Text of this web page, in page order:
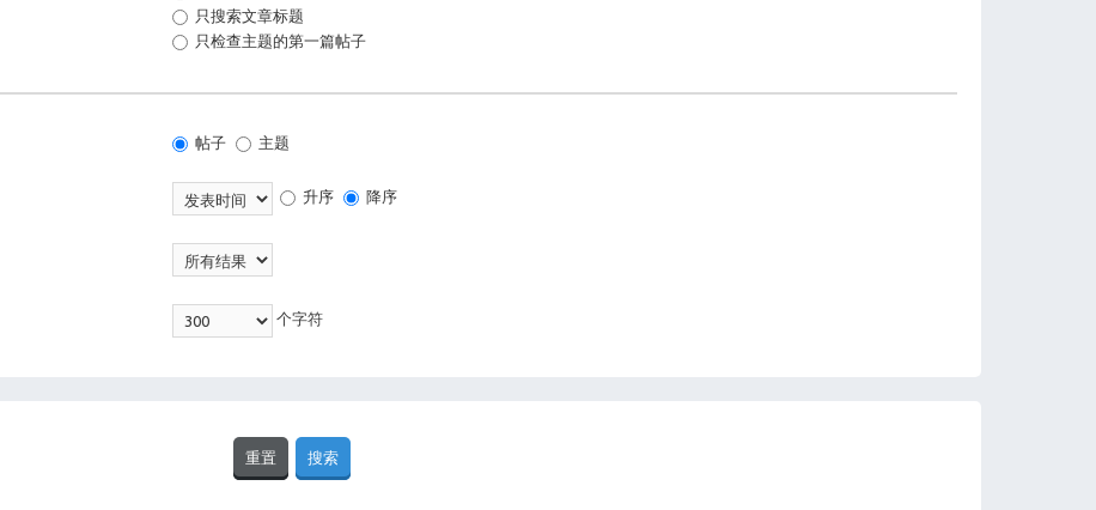
只搜索文章标题
只检查主题的第一篇帖子
帖子 主题
升序 降序
个字符